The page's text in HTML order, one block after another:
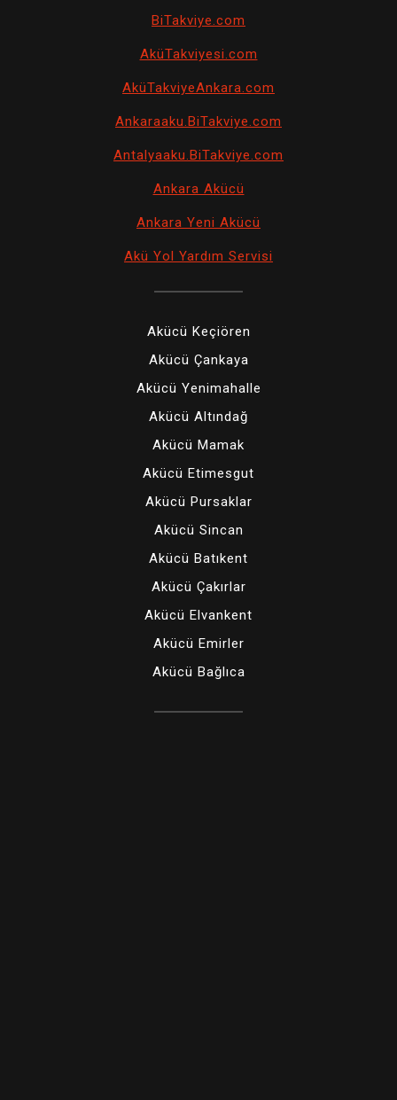
BiTakviye.com
AküTakviyesi.com
AküTakviyeAnkara.com
Ankaraaku.BiTakviye.com
Antalyaaku.BiTakviye.com
Ankara Akücü
Ankara Yeni Akücü
Akü Yol Yardım Servisi
Akücü Keçiören
Akücü Çankaya
Akücü Yenimahalle
Akücü Altındağ
Akücü Mamak
Akücü Etimesgut
Akücü Pursaklar
Akücü Sincan
Akücü Batıkent
Akücü Çakırlar
Akücü Elvankent
Akücü Emirler
Akücü Bağlıca